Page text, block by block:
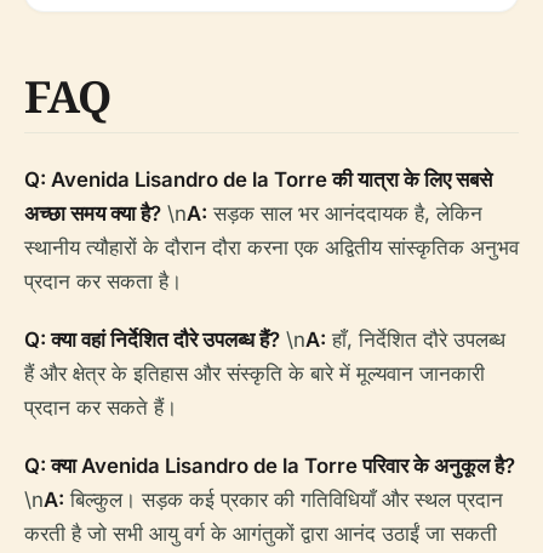
FAQ
Q: Avenida Lisandro de la Torre की यात्रा के लिए सबसे
अच्छा समय क्या है? \nA: सड़क साल भर आनंददायक है, लेकिन
स्थानीय त्यौहारों के दौरान दौरा करना एक अद्वितीय सांस्कृतिक अनुभव
प्रदान कर सकता है।
Q: क्या वहां निर्देशित दौरे उपलब्ध हैं? \nA: हाँ, निर्देशित दौरे उपलब्ध
हैं और क्षेत्र के इतिहास और संस्कृति के बारे में मूल्यवान जानकारी
प्रदान कर सकते हैं।
Q: क्या Avenida Lisandro de la Torre परिवार के अनुकूल है?
\nA: बिल्कुल। सड़क कई प्रकार की गतिविधियाँ और स्थल प्रदान
करती है जो सभी आयु वर्ग के आगंतुकों द्वारा आनंद उठाईं जा सकती